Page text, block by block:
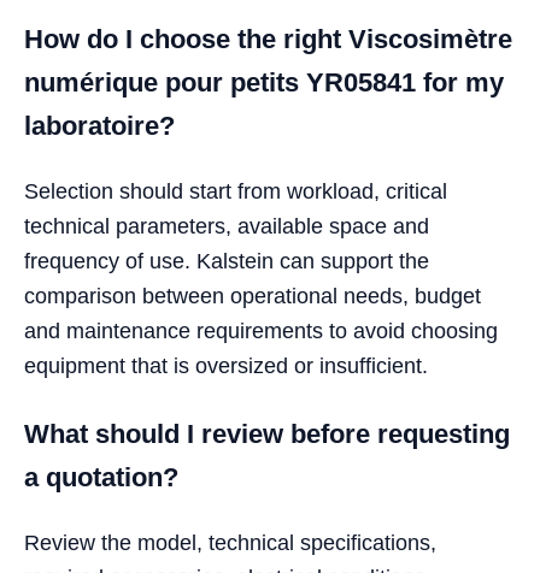
How do I choose the right Viscosimètre
numérique pour petits YR05841 for my
laboratoire?
Selection should start from workload, critical
technical parameters, available space and
frequency of use. Kalstein can support the
comparison between operational needs, budget
and maintenance requirements to avoid choosing
equipment that is oversized or insufficient.
What should I review before requesting
a quotation?
Review the model, technical specifications,